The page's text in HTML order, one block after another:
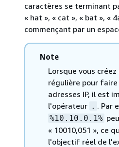
caractères se terminant
« hat », « cat », « bat », «
commençant par un
Note
Lorsque vous
régulière pour
adresses IP, il est
l'opérateur . . Par
%10.10.0.1%
« 10010,051 », ce
l'objectif réel de